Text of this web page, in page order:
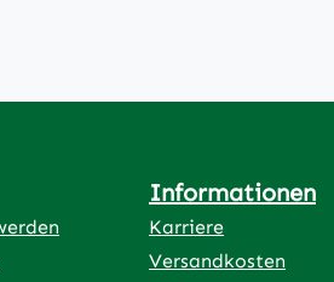
Informationen
Karriere
Versandkosten